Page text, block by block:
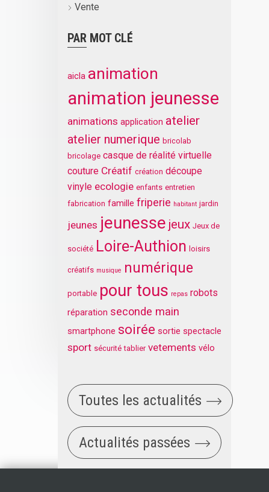
Vente
PAR MOT CLÉ
aicla animation
animation jeunesse
animations application atelier
atelier numerique bricolab
bricolage casque de réalité virtuelle
couture Créatif création découpe
vinyle ecologie enfants entretien
fabrication famille friperie habitant jardin
jeunes jeunesse jeux Jeux de
société Loire-Authion loisirs
créatifs musique numérique
portable pour tous repas robots
réparation seconde main
smartphone soirée sortie spectacle
sport sécurité tablier vetements vélo
Toutes les actualités
Actualités passées